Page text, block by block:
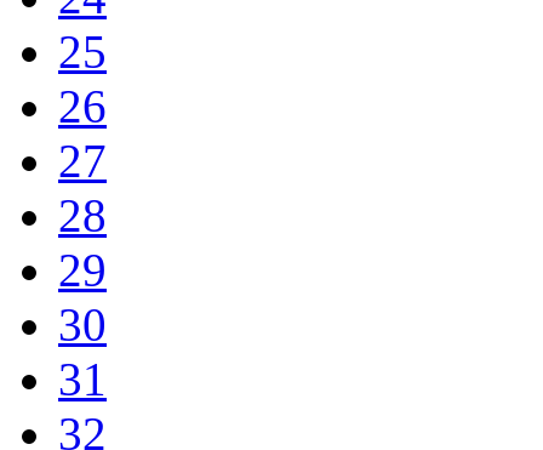
25
26
27
28
29
30
31
32